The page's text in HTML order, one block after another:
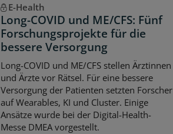
E-Health
Long-COVID und ME/CFS: Fünf
Forschungsprojekte für die
bessere Versorgung
Long-COVID und ME/CFS stellen Ärztinnen
und Ärzte vor Rätsel. Für eine bessere
Versorgung der Patienten setzten Forscher
auf Wearables, KI und Cluster. Einige
Ansätze wurde bei der Digital-Health-
Messe DMEA vorgestellt.